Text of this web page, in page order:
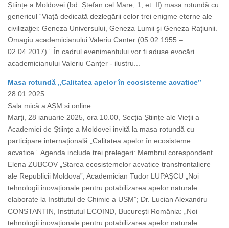
Științe a Moldovei (bd. Ștefan cel Mare, 1, et. II) masa rotundă cu
genericul “Viață dedicată dezlegării celor trei enigme eterne ale
civilizaţiei: Geneza Universului, Geneza Lumii şi Geneza Raţiunii.
Omagiu academicianului Valeriu Canțer (05.02.1955 –
02.04.2017)”. În cadrul evenimentului vor fi aduse evocări
academicianului Valeriu Canțer - ilustru...
Masa rotundă „Calitatea apelor în ecosisteme acvatice”
28.01.2025
Sala mică a AȘM și online
Marți, 28 ianuarie 2025, ora 10.00, Secția Științe ale Vieții a
Academiei de Științe a Moldovei invită la masa rotundă cu
participare internațională „Calitatea apelor în ecosisteme
acvatice”. Agenda include trei prelegeri: Membrul corespondent
Elena ZUBCOV „Starea ecosistemelor acvatice transfrontaliere
ale Republicii Moldova”; Academician Tudor LUPAȘCU „Noi
tehnologii inovaționale pentru potabilizarea apelor naturale
elaborate la Institutul de Chimie a USM”; Dr. Lucian Alexandru
CONSTANTIN, Institutul ECOIND, București România: „Noi
tehnologii inovaționale pentru potabilizarea apelor naturale...